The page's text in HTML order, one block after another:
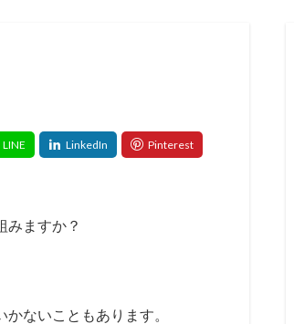
みますか？
ないこともあります。